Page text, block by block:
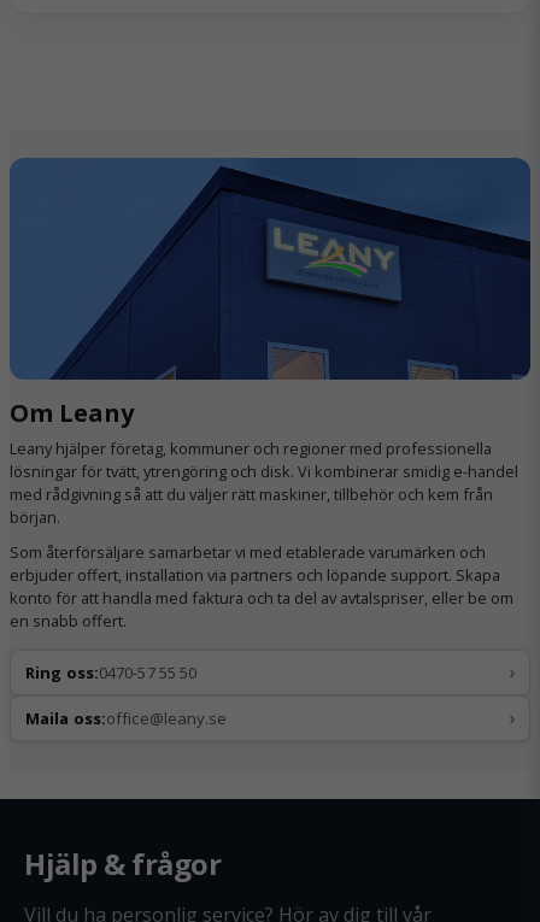
Om Leany
Leany hjälper företag, kommuner och regioner med professionella
lösningar för tvätt, ytrengöring och disk. Vi kombinerar smidig e-handel
med rådgivning så att du väljer rätt maskiner, tillbehör och kem från
början.
Som återförsäljare samarbetar vi med etablerade varumärken och
erbjuder offert, installation via partners och löpande support. Skapa
konto för att handla med faktura och ta del av avtalspriser, eller be om
en snabb offert.
Ring oss:0470-57 55 50 ›
Maila oss:office@leany.se ›
Hjälp & frågor
Vill du ha personlig service? Hör av dig till vår